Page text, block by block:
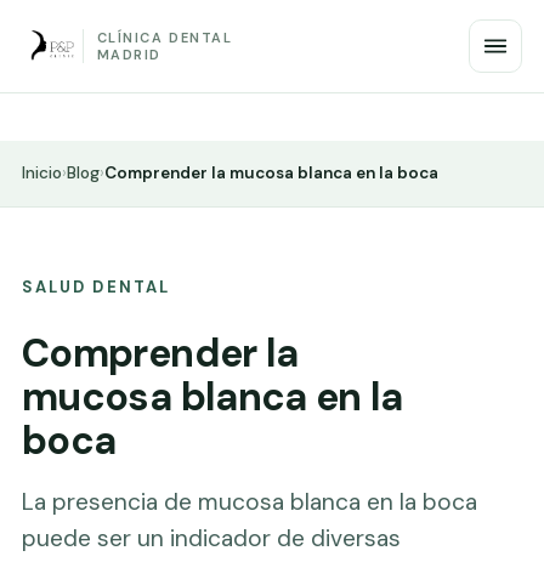
CLÍNICA DENTAL
MADRID
Inicio›Blog›Comprender la mucosa blanca en la boca
SALUD DENTAL
Comprender la
mucosa blanca en la
boca
La presencia de mucosa blanca en la boca
puede ser un indicador de diversas